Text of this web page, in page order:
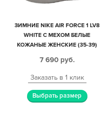
ЗИМНИЕ NIKE AIR FORCE 1 LV8
WHITE С МЕХОМ БЕЛЫЕ
КОЖАНЫЕ ЖЕНСКИЕ (35-39)
7 690 руб.
Заказать в 1 клик
Выбрать размер